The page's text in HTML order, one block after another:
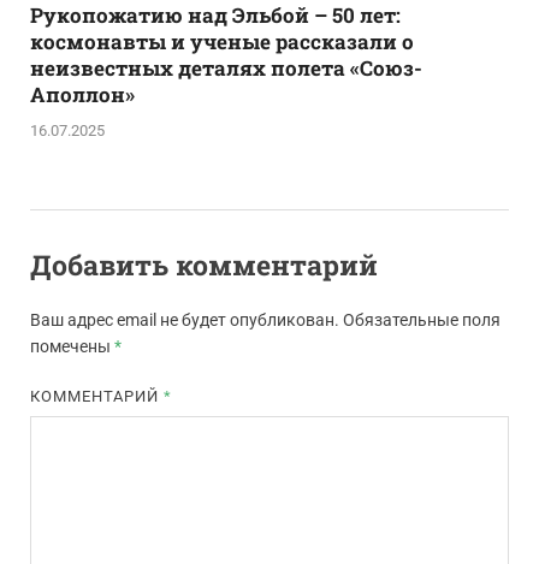
Рукопожатию над Эльбой – 50 лет:
космонавты и ученые рассказали о
неизвестных деталях полета «Союз-
Аполлон»
16.07.2025
Добавить комментарий
Ваш адрес email не будет опубликован. Обязательные поля
помечены *
КОММЕНТАРИЙ*